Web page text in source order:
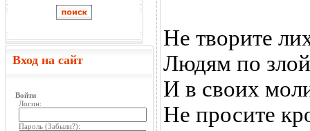
Вход на сайт
Войти
Логин:
Пароль (Забыли?):
Не творите
Людям по
И в своих
Не просите